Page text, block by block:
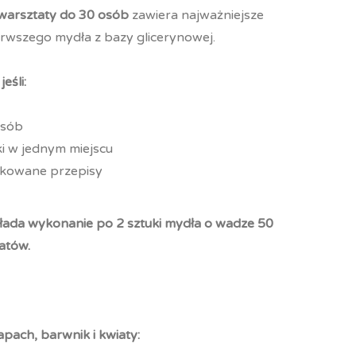
do 30 osób zawiera najważniejsze
mydła z bazy glicerynowej.
w jednym miejscu
przepisy
wykonanie po 2 sztuki mydła o wadze 50
barwnik i kwiaty: